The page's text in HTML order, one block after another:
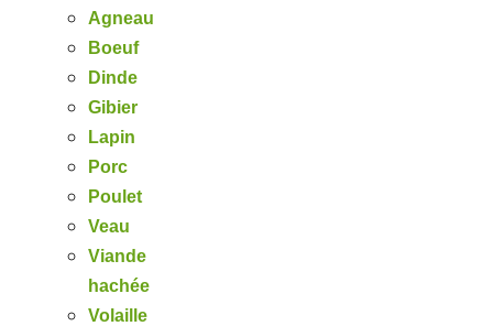
Agneau
Boeuf
Dinde
Gibier
Lapin
Porc
Poulet
Veau
Viande
hachée
Volaille